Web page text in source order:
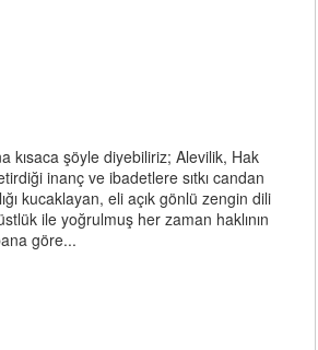
kısaca şöyle diyebiliriz; Alevilik, Hak
inanç ve ibadetlere sıtkı candan
kucaklayan, eli açık gönlü zengin dili
ile yoğrulmuş her zaman haklının
göre...